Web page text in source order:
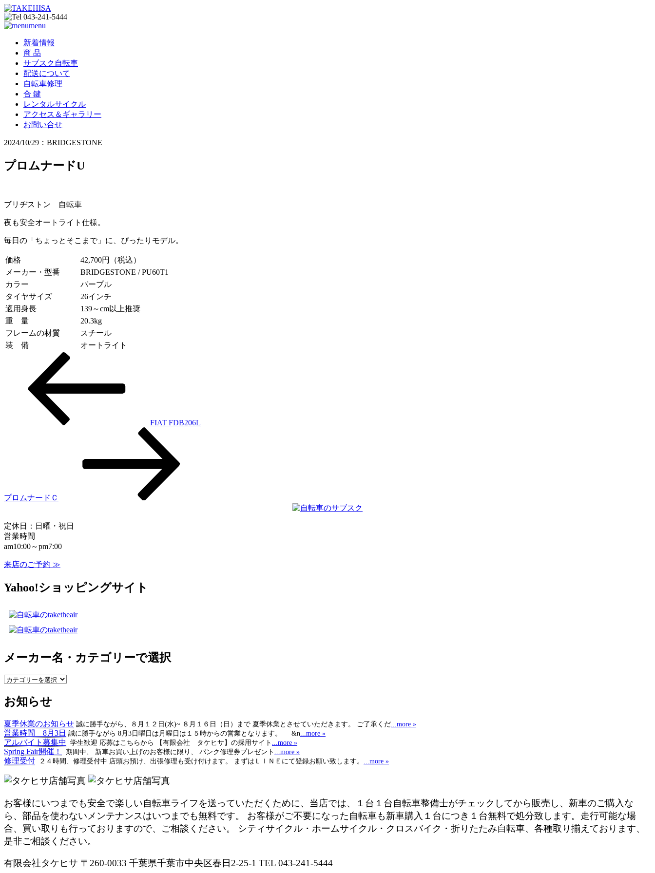
menu
新着情報
商 品
サブスク自転車
配送について
自転車修理
合 鍵
レンタルサイクル
アクセス＆ギャラリー
お問い合せ
2024/10/29：BRIDGESTONE
プロムナードU
ブリヂストン 自転車
夜も安全オートライト仕様。
毎日の「ちょっとそこまで」に、ぴったりモデル。
価格
42,700円（税込）
メーカー・型番
BRIDGESTONE / PU60T1
カラー
パープル
タイヤサイズ
26インチ
適用身長
139～cm以上推奨
重 量
20.3kg
フレームの材質
スチール
装 備
オートライト
FIAT FDB206L
プロムナードＣ
定休日：日曜・祝日
営業時間
am10:00～pm7:00
来店のご予約 ≫
Yahoo!ショッピングサイト
メーカー名・カテゴリーで選択
メ
カ
ー
名・
カ
テ
ゴ
リ
で
択
お知らせ
夏季休業のお知らせ 誠に勝手ながら、８月１２日(水)~ ８月１６日（日）まで 夏季休業とさせていただきます。 ご了承くだ...more »
営業時間 8月3日 誠に勝手ながら 8月3日曜日は月曜日は１５時からの営業となります。 &n...more »
アルバイト募集中 学生歓迎 応募はこちらから 【有限会社 タケヒサ】の採用サイト ...more »
Spring Fair開催！ 期間中、 新車お買い上げのお客様に限り、 パンク修理券プレゼント ...more »
修理受付 ２４時間、修理受付中 店頭お預け、出張修理も受け付けます。 まずはＬＩＮＥにて登録お願い致します。 ...more »
お客様にいつまでも安全で楽しい自転車ライフを送っていただくために、当店では、１台１台自転車整備士がチェックしてから販売し、新車のご購入な
ら、部品を使わないメンテナンスはいつまでも無料です。 お客様がご不要になった自転車も新車購入１台につき１台無料で処分致します。走行可能な場
合、買い取りも行っておりますので、ご相談ください。 シティサイクル・ホームサイクル・クロスバイク・折りたたみ自転車、各種取り揃えております、
是非ご相談ください。
有限会社タケヒサ 〒260-0033 千葉県千葉市中央区春日2-25-1 TEL 043-241-5444